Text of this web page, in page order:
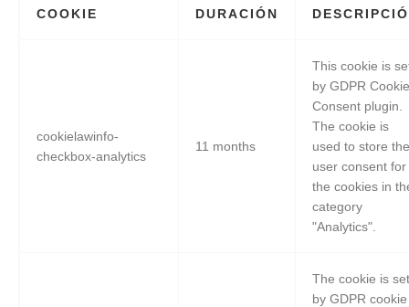
COOKIE DURACIÓN
cookielawinfo-
checkbox-analytics
11 months
This cookie is
by GDPR Cookie
Consent plugin.
The cookie is
used to store the
user consent for
the cookies in
category
"Analytics".
The cookie is set
by GDPR cookie